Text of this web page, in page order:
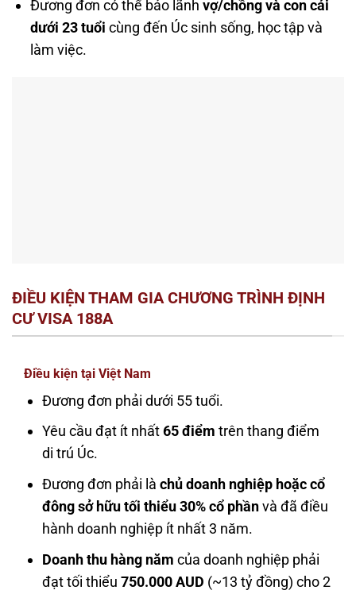
Đương đơn có thể bảo lãnhvợ/chồng và con cái
dưới 23 tuổi cùng đến Úc sinh sống, học tập và
làm việc.
ĐIỀU KIỆN THAM GIA CHƯƠNG TRÌNH ĐỊNH
CƯ VISA 188A
Điều kiện tại Việt Nam
Đương đơn phải dưới 55 tuổi.
Yêu cầu đạt ít nhất65 điểm trên thang điểm
di trú Úc.
Đương đơn phải làchủ doanh nghiệp hoặc cổ
đông sở hữu tối thiểu 30% cổ phầnvà đã điều
hành doanh nghiệp ít nhất 3 năm.
Doanh thu hàng năm của doanh nghiệp phải
đạt tối thiểu750.000 AUD (~13 tỷ đồng) cho 2